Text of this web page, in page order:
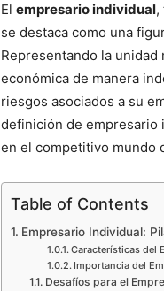
El empresario individual,
se destaca como una
Representando la
económica de manera
riesgos asociados a su
definición de empresario
en el competitivo mundo
Table of Contents
Empresario Individual:
Características del
Importancia del
Desafíos para el